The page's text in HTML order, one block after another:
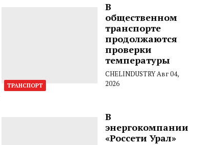
ТРАНСПОРТ
В
общественном
транспорте
продолжаются
проверки
температуры
CHELINDUSTRYАвг 04,
2026
В
энергокомпании
«Россети Урал»